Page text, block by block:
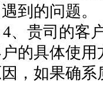
到的问题。
4、贵司的客
的具体使
因，如果确